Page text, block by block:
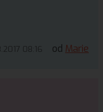
08:16 od Marie